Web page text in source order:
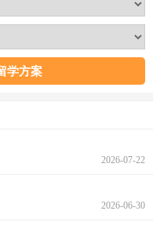
2026-07-22
2026-06-30